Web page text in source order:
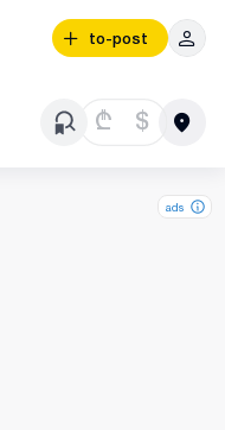
to-post
₾ $
ads